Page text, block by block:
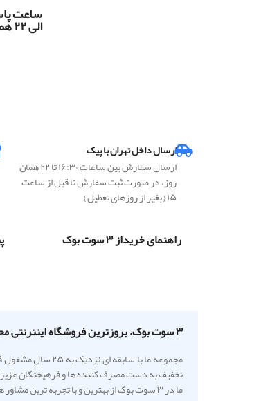
الی ۲۲ همه روزه
ارسال داخل تهران با پیک
ارسال سفارش بین ساعات ۱۶:۳۰ تا ۲۲ همان
روز، در صورت ثبت سفارش تا قبل از ساعت
۱۵ { بغیر از روزهای تعطیل }
راهنمای خریداز ۳ سوت بوک
۳ سوت بوک، بروزترین فروشگاه اینترنتی محصولات کمک آموزشی
مجموعه ما با
تخفیف به دست مصرف کننده ها و فرهیختگان
ما در ۳ سوت بوک از بهترین و با تجربه ترین مشاور ها برای راهنمایی دانش آموزا استفاده میکنیم تا با مقایسه کاربردی کتاب های آموزشی بهترین گزینه را به شما معرفی کنند.